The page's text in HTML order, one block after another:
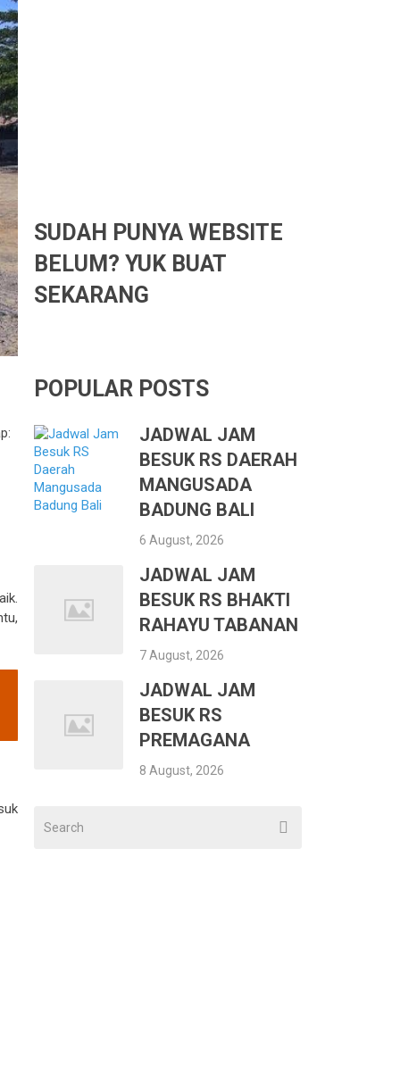
SUDAH PUNYA WEBSITE
BELUM? YUK BUAT
SEKARANG
POPULAR POSTS
JADWAL JAM
BESUK RS DAERAH
MANGUSADA
BADUNG BALI
6 August, 2026
JADWAL JAM
BESUK RS BHAKTI
RAHAYU TABANAN
7 August, 2026
JADWAL JAM
BESUK RS
PREMAGANA
8 August, 2026